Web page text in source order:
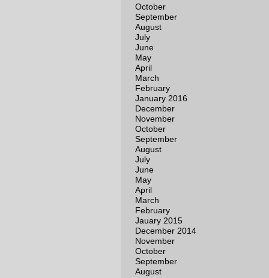
October
September
August
July
June
May
April
March
February
January 2016
December
November
October
September
August
July
June
May
April
March
February
Jauary 2015
December 2014
November
October
September
August